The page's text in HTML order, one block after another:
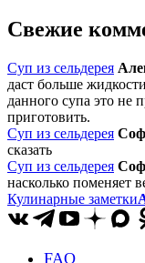
Свежие
Суп из сельдерея
даст больше
данного супа это
приготовить.
Суп из сельдерея
сказать
Суп из сельдерея
насколько поменяет
Кулинарные заметки
FAQ